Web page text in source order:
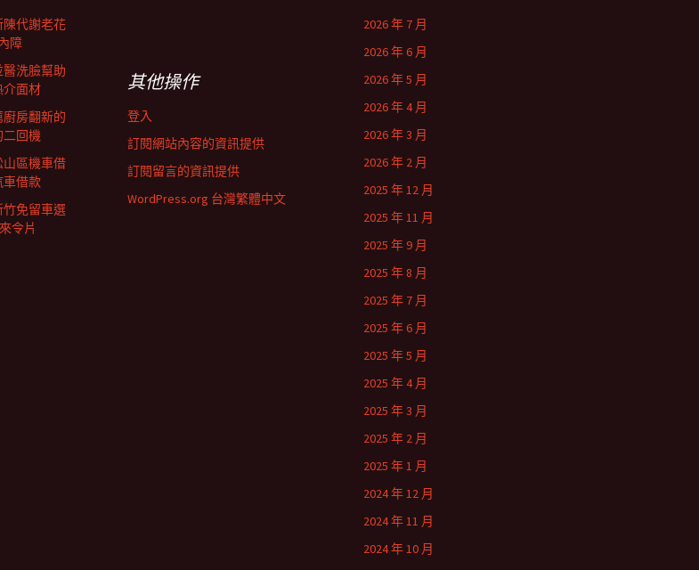
陳代謝老花
障
洗臉幫助
介面材
房翻新的
二回機
山區機車借
車借款
免留車選
令片
2026 年 7 月
2026 年 6 月
2026 年 5 月
2026 年 4 月
2026 年 3 月
2026 年 2 月
2025 年 12 月
2025 年 11 月
2025 年 9 月
2025 年 8 月
2025 年 7 月
2025 年 6 月
2025 年 5 月
2025 年 4 月
2025 年 3 月
2025 年 2 月
2025 年 1 月
2024 年 12 月
2024 年 11 月
2024 年 10 月
其他操作
登入
訂閱網站內容的資訊提供
訂閱留言的資訊提供
WordPress.org 台灣繁體中文